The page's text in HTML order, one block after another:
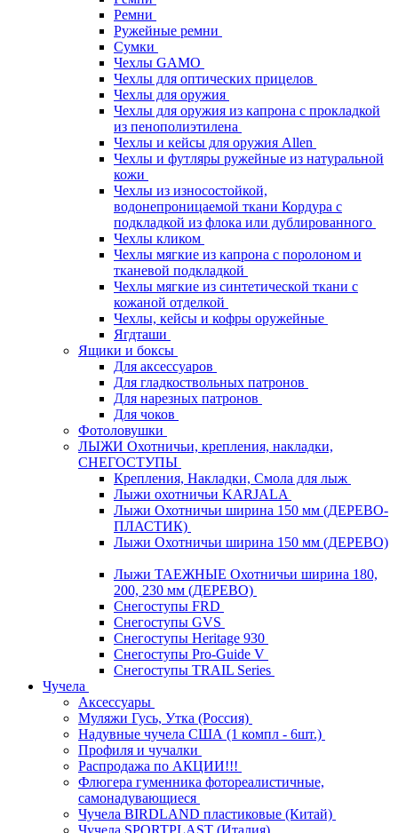
Ремни
Ружейные ремни
Сумки
Чехлы GAMO
Чехлы для оптических прицелов
Чехлы для оружия
Чехлы для оружия из капрона с прокладкой
из пенополиэтилена
Чехлы и кейсы для оружия Allen
Чехлы и футляры ружейные из натуральной
кожи
Чехлы из износостойкой,
водонепроницаемой ткани Кордура с
подкладкой из флока или дублированного
Чехлы кликом
Чехлы мягкие из капрона с поролоном и
тканевой подкладкой
Чехлы мягкие из синтетической ткани с
кожаной отделкой
Чехлы, кейсы и кофры оружейные
Ягдташи
Ящики и боксы
Для аксессуаров
Для гладкоствольных патронов
Для нарезных патронов
Для чоков
Фотоловушки
ЛЫЖИ Охотничьи, крепления, накладки,
СНЕГОСТУПЫ
Крепления, Накладки, Смола для лыж
Лыжи охотничьи KARJALA
Лыжи Охотничьи ширина 150 мм (ДЕРЕВО-
ПЛАСТИК)
Лыжи Охотничьи ширина 150 мм (ДЕРЕВО)
Лыжи ТАЕЖНЫЕ Охотничьи ширина 180,
200, 230 мм (ДЕРЕВО)
Снегоступы FRD
Снегоступы GVS
Снегоступы Heritage 930
Снегоступы Pro-Guide V
Снегоступы TRAIL Series
Чучела
Аксессуары
Муляжи Гусь, Утка (Россия)
Надувные чучела США (1 компл - 6шт.)
Профиля и чучалки
Распродажа по АКЦИИ!!!
Флюгера гуменника фотореалистичные,
самонадувающиеся
Чучела BIRDLAND пластиковые (Китай)
Чучела SPORTPLAST (Италия)